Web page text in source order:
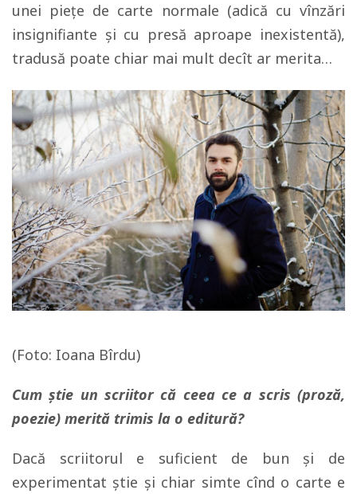
unei pieţe de carte normale (adică cu vînzări
insignifiante şi cu presă aproape inexistentă),
tradusă poate chiar mai mult decît ar merita…
(Foto: Ioana Bîrdu)
Cum știe un scriitor că ceea ce a scris (proză,
poezie) merită trimis la o editură?
Dacă scriitorul e suficient de bun şi de
experimentat ştie şi chiar simte cînd o carte e